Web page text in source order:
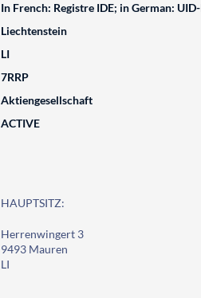
In French: Registre IDE; in German:
Liechtenstein
LI
7RRP
Aktiengesellschaft
ACTIVE
HAUPTSITZ:
Herrenwingert 3
9493 Mauren
LI